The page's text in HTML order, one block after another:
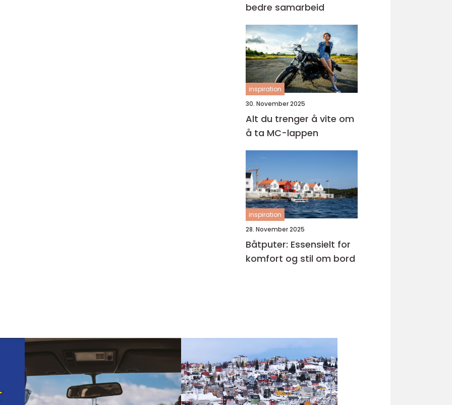
bedre samarbeid
inspiration
30. November 2025
Alt du trenger å vite om
å ta MC-lappen
inspiration
28. November 2025
Båtputer: Essensielt for
komfort og stil om bord